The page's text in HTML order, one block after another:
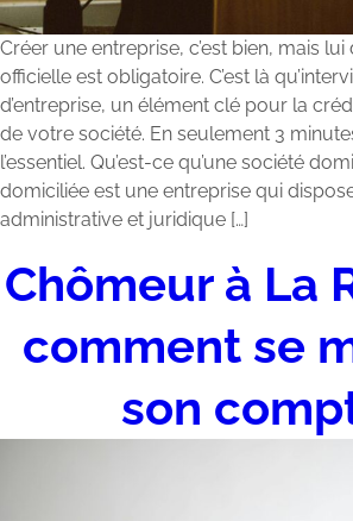
Créer une entreprise, c’est bien, mais
officielle est obligatoire. C’est là
d’entreprise, un élément clé pour la
de votre société. En seulement 3
l’essentiel. Qu’est-ce qu’une société
domiciliée est une entreprise qui
administrative et juridique […]
Chômeur à La
comment se
son